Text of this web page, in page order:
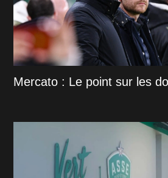
Mercato : Le point sur les